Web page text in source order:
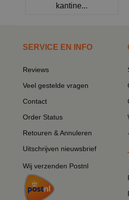
kantine...
SERVICE EN INFO
Reviews
Veel gestelde vragen
Contact
Order Status
Retouren & Annuleren
Uitschrijven nieuwsbrief
Wij verzenden Postnl